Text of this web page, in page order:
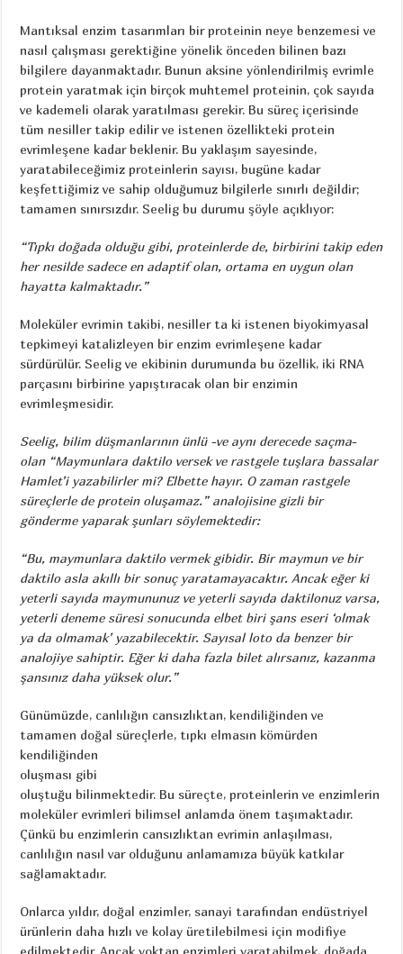
Mantıksal enzim tasarımları bir proteinin neye benzemesi ve
nasıl çalışması gerektiğine yönelik önceden bilinen bazı
bilgilere dayanmaktadır. Bunun aksine yönlendirilmiş evrimle
protein yaratmak için birçok muhtemel proteinin, çok sayıda
ve kademeli olarak yaratılması gerekir. Bu süreç içerisinde
tüm nesiller takip edilir ve istenen özellikteki protein
evrimleşene kadar beklenir. Bu yaklaşım sayesinde,
yaratabileceğimiz proteinlerin sayısı, bugüne kadar
keşfettiğimiz ve sahip olduğumuz bilgilerle sınırlı değildir;
tamamen sınırsızdır. Seelig bu durumu şöyle açıklıyor:
“Tıpkı doğada olduğu gibi, proteinlerde de, birbirini takip eden
her nesilde sadece en adaptif olan, ortama en uygun olan
hayatta kalmaktadır.”
Moleküler evrimin takibi, nesiller ta ki istenen biyokimyasal
tepkimeyi katalizleyen bir enzim evrimleşene kadar
sürdürülür. Seelig ve ekibinin durumunda bu özellik, iki RNA
parçasını birbirine yapıştıracak olan bir enzimin
evrimleşmesidir.
Seelig, bilim düşmanlarının ünlü -ve aynı derecede saçma-
olan “Maymunlara daktilo versek ve rastgele tuşlara bassalar
Hamlet’i yazabilirler mi? Elbette hayır. O zaman rastgele
süreçlerle de protein oluşamaz.” analojisine gizli bir
gönderme yaparak şunları söylemektedir:
“Bu, maymunlara daktilo vermek gibidir. Bir maymun ve bir
daktilo asla akıllı bir sonuç yaratamayacaktır. Ancak eğer ki
yeterli sayıda maymununuz ve yeterli sayıda daktilonuz varsa,
yeterli deneme süresi sonucunda elbet biri şans eseri ‘olmak
ya da olmamak’ yazabilecektir. Sayısal loto da benzer bir
analojiye sahiptir. Eğer ki daha fazla bilet alırsanız, kazanma
şansınız daha yüksek olur.”
Günümüzde, canlılığın cansızlıktan, kendiliğinden ve
tamamen doğal süreçlerle, tıpkı elmasın kömürden
kendiliğinden
oluşması gibi
oluştuğu bilinmektedir. Bu süreçte, proteinlerin ve enzimlerin
moleküler evrimleri bilimsel anlamda önem taşımaktadır.
Çünkü bu enzimlerin cansızlıktan evrimin anlaşılması,
canlılığın nasıl var olduğunu anlamamıza büyük katkılar
sağlamaktadır.
Onlarca yıldır, doğal enzimler, sanayi tarafından endüstriyel
ürünlerin daha hızlı ve kolay üretilebilmesi için modifiye